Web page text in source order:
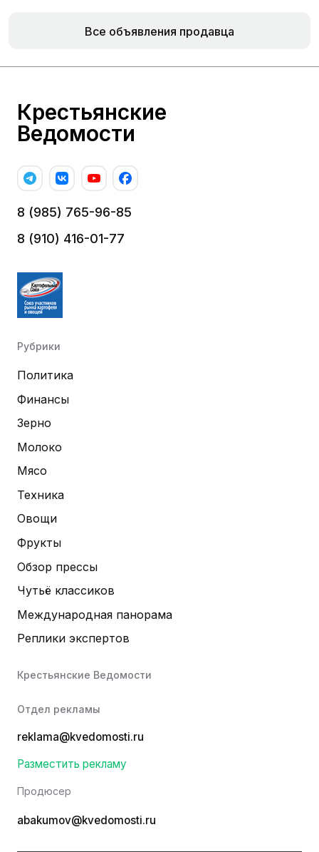
Все объявления продавца
Крестьянские
Ведомости
8 (985) 765-96-85
8 (910) 416-01-77
Рубрики
Политика
Финансы
Зерно
Молоко
Мясо
Техника
Овощи
Фрукты
Обзор прессы
Чутьё классиков
Международная панорама
Реплики экспертов
Крестьянские Ведомости
Отдел рекламы
reklama@kvedomosti.ru
Разместить рекламу
Продюсер
abakumov@kvedomosti.ru